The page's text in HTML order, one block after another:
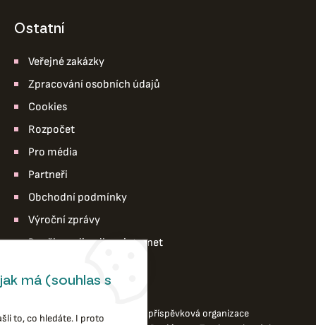
ostatní
Veřejné zakázky
Zpracování osobních údajů
Cookies
Rozpočet
Pro média
Partneři
Obchodní podmínky
Výroční zprávy
Pro členy divadla – intranet
© 2026 Divadlo loutek Ostrava,příspěvková organizace
má (souhlas s
to, co hledáte. I proto